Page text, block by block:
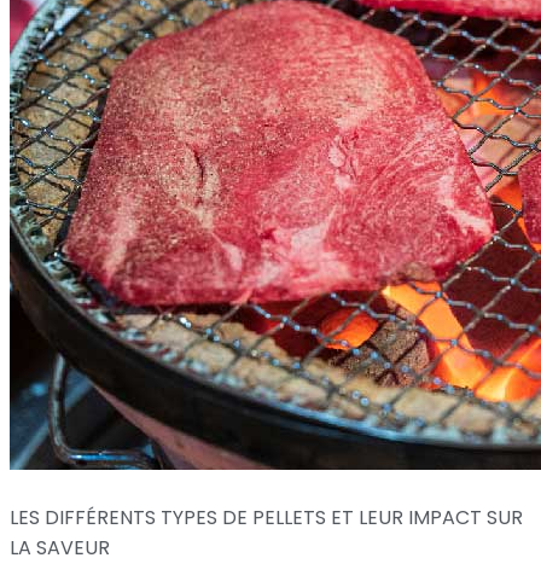
LES DIFFÉRENTS TYPES DE PELLETS ET LEUR IMPACT SUR
LA SAVEUR